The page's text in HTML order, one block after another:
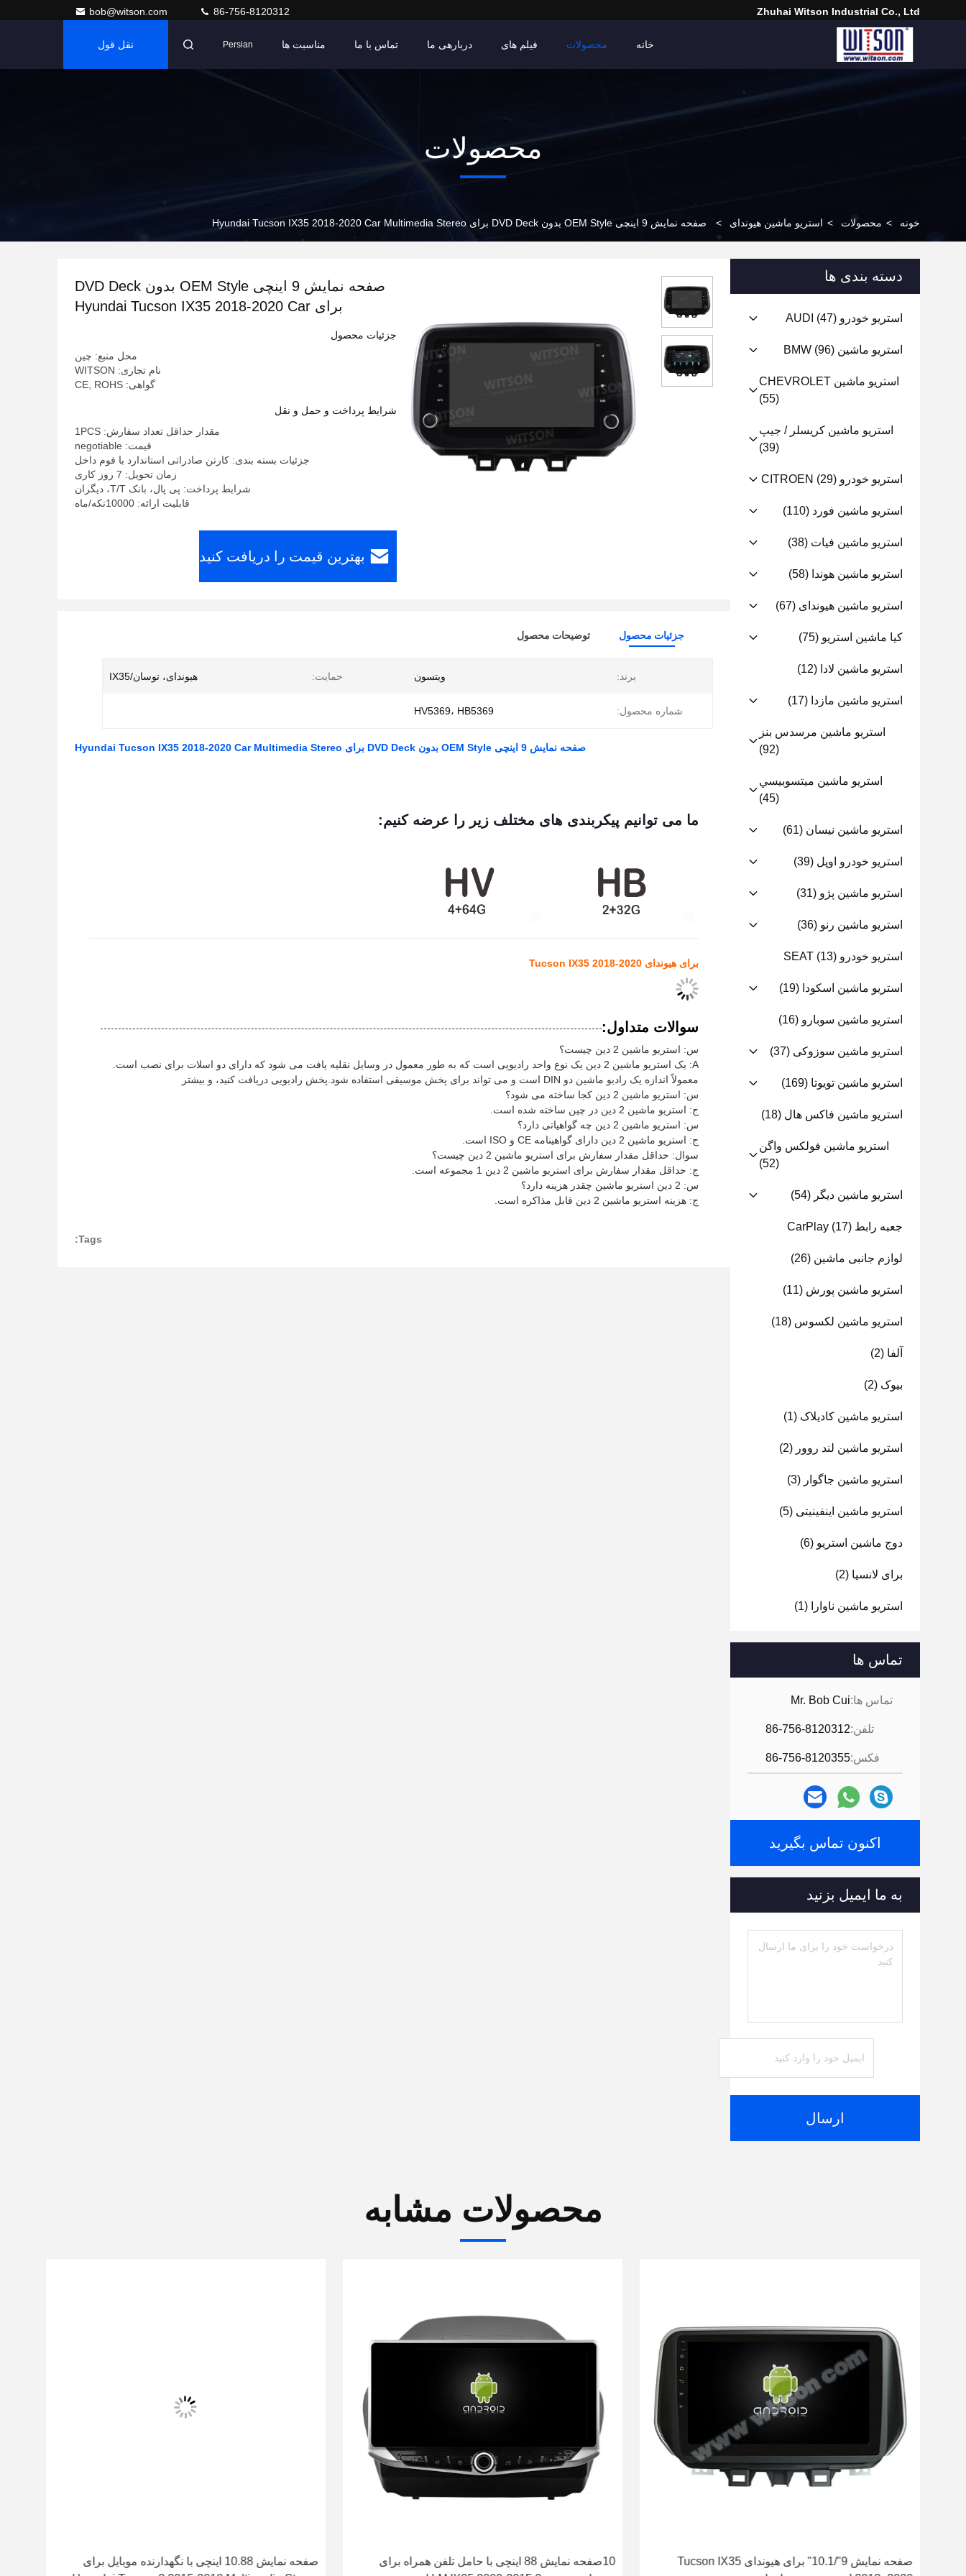
Zhuhai Witson Industrial Co., Ltd
bob@witson.com 86-756-8120312
خانه محصولات فیلم های دربارهی ما تماس با ما مناسبت ها Persian نقل قول
محصولات
خونه > محصولات > استریو ماشین هیوندای > صفحه نمایش 9 اینچی OEM Style بدون DVD Deck برای Hyundai Tucson IX35 2018-2020 Car Multimedia Stereo
دسته بندی ها
استریو خودرو AUDI (47)
استریو ماشین BMW (96)
استریو ماشین CHEVROLET
(55)
استریو ماشین کریسلر / جیپ
(39)
استریو خودرو CITROEN (29)
استریو ماشین فورد (110)
استریو ماشین فیات (38)
استریو ماشین هوندا (58)
استریو ماشین هیوندای (67)
کیا ماشین استریو (75)
استریو ماشین لادا (12)
استريو ماشين مازدا (17)
استریو ماشین مرسدس بنز
(92)
استريو ماشين ميتسوبيسي
(45)
استریو ماشین نیسان (61)
استریو خودرو اوپل (39)
استریو ماشین پژو (31)
استریو ماشین رنو (36)
استریو خودرو SEAT (13)
استریو ماشین اسکودا (19)
استریو ماشین سوبارو (16)
استریو ماشین سوزوکی (37)
استریو ماشین تویوتا (169)
استریو ماشین فاکس هال (18)
استریو ماشین فولکس واگن
(52)
استریو ماشین دیگر (54)
جعبه رابط CarPlay (17)
لوازم جانبی ماشین (26)
استریو ماشین پورش (11)
استریو ماشین لکسوس (18)
آلفا (2)
بیوک (2)
استریو ماشین کادیلاک (1)
استریو ماشین لند روور (2)
استریو ماشین جاگوار (3)
استریو ماشین اینفینیتی (5)
دوج ماشین استریو (6)
برای لانسیا (2)
استریو ماشین ناوارا (1)
تماس ها
تماس ها:Mr. Bob Cui
تلفن:86-756-8120312
فکس:86-756-8120355
اکنون تماس بگیرید
به ما ایمیل بزنید
ارسال
صفحه نمایش 9 اینچی OEM Style بدون DVD Deck
برای Hyundai Tucson IX35 2018-2020 Car
جزئیات محصول
محل منبع: چین
نام تجاری: WITSON
گواهی: CE, ROHS
شرایط پرداخت و حمل و نقل
مقدار حداقل تعداد سفارش: 1PCS
قیمت: negotiable
جزئیات بسته بندی: کارتن صادراتی استاندارد با فوم داخل
زمان تحویل: 7 روز کاری
شرایط پرداخت: پی پال، بانک T/T، دیگران
قابلیت ارائه: 10000تکه/ماه
بهترین قیمت را دریافت کنید
جزئیات محصول توضیحات محصول
برند: ويتسون حمایت: هیوندای، توسان/IX35
شماره محصول: HV5369، HB5369
صفحه نمایش 9 اینچی OEM Style بدون DVD Deck برای Hyundai Tucson IX35 2018-2020 Car Multimedia Stereo
ما می توانیم پیکربندی های مختلف زیر را عرضه کنیم:
برای هیوندای Tucson IX35 2018-2020
سوالات متداول:
س: استریو ماشین 2 دین چیست؟
A: یک استریو ماشین 2 دین یک نوع واحد رادیویی است که به طور معمول در وسایل نقلیه یافت می شود که دارای دو اسلات برای نصب است.
معمولاً اندازه یک رادیو ماشین دو DIN است و می تواند برای پخش موسیقی استفاده شود.پخش رادیویی دریافت کنید، و بیشتر
س: استریو ماشین 2 دین کجا ساخته می شود؟
ج: استریو ماشین 2 دین در چین ساخته شده است.
س: استریو ماشین 2 دین چه گواهیاتی دارد؟
ج: استریو ماشین 2 دین دارای گواهینامه CE و ISO است.
سوال: حداقل مقدار سفارش برای استریو ماشین 2 دین چیست؟
ج: حداقل مقدار سفارش برای استریو ماشین 2 دین 1 مجموعه است.
س: 2 دین استریو ماشین چقدر هزینه دارد؟
ج: هزینه استریو ماشین 2 دین قابل مذاکره است.
Tags:
محصولات مشابه
صفحه نمایش 9"/10.1" برای هیوندای Tucson IX35
10صفحه نمایش 88 اینچی با حامل تلفن همراه برای
صفحه نمایش 10.88 اینچی با نگهدارنده موبایل برای